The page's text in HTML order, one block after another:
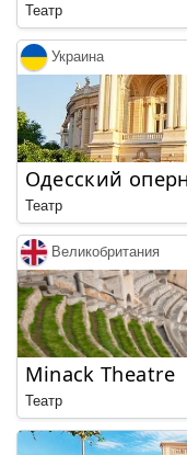
Театр
Украина
Одесский
Театр
Великобритания
Minack Theatre
Театр